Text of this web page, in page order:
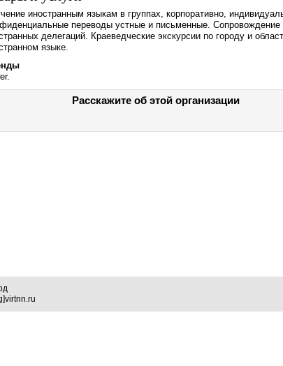
иностранным языкам в группах, корпоративно,
переводы устные и письменные. Сопровождение
делегаций. Краеведческие экскурсии по городу и
языке.
Расскажите об этой организации